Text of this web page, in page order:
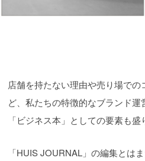
店舗を持たない理由や売り場で
ど、私たちの特徴的なブランド
「ビジネス本」としての要素も盛
「HUIS JOURNAL」の編集とは